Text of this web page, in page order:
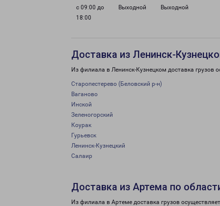
с 09:00 до
18:00
Выходной Выходной
Доставка из Ленинск-
Из филиала в Ленинск-Кузнецком доставка грузов
Старопестерево (Беловский р-н)
Ваганово
Инской
Зеленогорский
Коурак
Гурьевск
Ленинск-Кузнецкий
Салаир
Доставка из Артема по
Из филиала в Артеме доставка грузов